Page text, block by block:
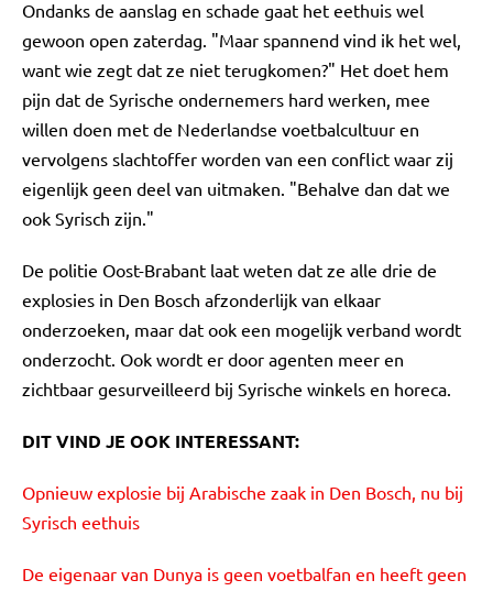
Ondanks de aanslag en schade gaat het eethuis wel
gewoon open zaterdag. "Maar spannend vind ik het wel,
want wie zegt dat ze niet terugkomen?" Het doet hem
pijn dat de Syrische ondernemers hard werken, mee
willen doen met de Nederlandse voetbalcultuur en
vervolgens slachtoffer worden van een conflict waar zij
eigenlijk geen deel van uitmaken. "Behalve dan dat we
ook Syrisch zijn."
De politie Oost-Brabant laat weten dat ze alle drie de
explosies in Den Bosch afzonderlijk van elkaar
onderzoeken, maar dat ook een mogelijk verband wordt
onderzocht. Ook wordt er door agenten meer en
zichtbaar gesurveilleerd bij Syrische winkels en horeca.
DIT VIND JE OOK INTERESSANT:
Opnieuw explosie bij Arabische zaak in Den Bosch, nu bij
Syrisch eethuis
De eigenaar van Dunya is geen voetbalfan en heeft geen